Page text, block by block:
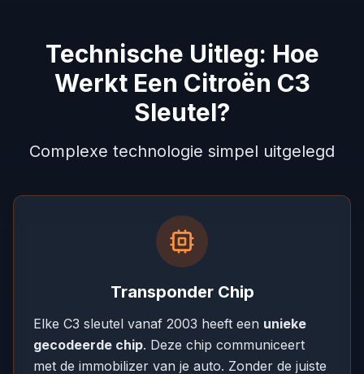
Technische Uitleg: Hoe
Werkt Een Citroën C3
Sleutel?
Complexe technologie simpel uitgelegd
Transponder Chip
Elke C3 sleutel vanaf 2003 heeft een unieke
gecodeerde chip. Deze chip communiceert
met de immobilizer van je auto. Zonder de juiste